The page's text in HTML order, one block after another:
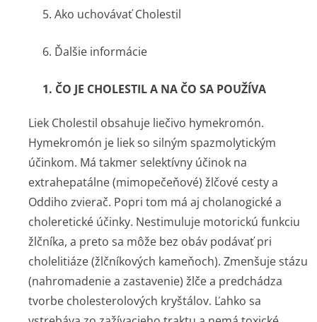
5. Ako uchovávať Cholestil
6. Ďalšie informácie
1. ČO JE CHOLESTIL A NA ČO SA POUŽÍVA
Liek Cholestil obsahuje liečivo hymekromón.
Hymekromón je liek so silným spazmolytickým
účinkom. Má takmer selektívny účinok na
extrahepatálne (mimopečeňové) žlčové cesty a
Oddiho zvierač. Popri tom má aj cholanogické a
choleretické účinky. Nestimuluje motorickú funkciu
žlčníka, a preto sa môže bez obáv podávať pri
cholelitiáze (žlčníkových kameňoch). Zmenšuje stázu
(nahromadenie a zastavenie) žlče a predchádza
tvorbe cholesterolových kryštálov. Ľahko sa